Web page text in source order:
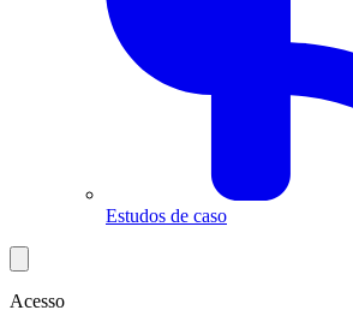
Estudos de caso
Acesso